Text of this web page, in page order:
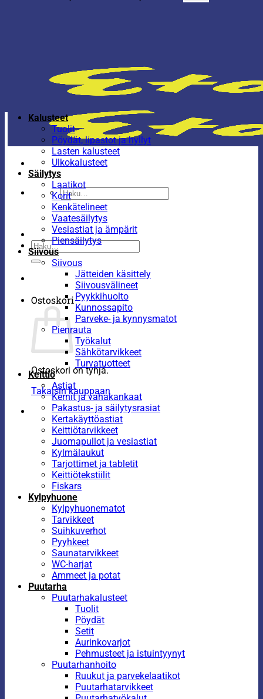
Etsi:
Etsi:
Ostoskori
Ostoskori on tyhjä.
Takaisin kauppaan
Kalusteet
Tuolit
Pöydät, lipastot ja hyllyt
Lasten kalusteet
Ulkokalusteet
Säilytys
Laatikot
Korit
Kenkätelineet
Vaatesäilytys
Vesiastiat ja ämpärit
Piensäilytys
Siivous
Siivous
Jätteiden käsittely
Siivousvälineet
Pyykkihuolto
Kunnossapito
Parveke- ja kynnysmatot
Pienrauta
Työkalut
Sähkötarvikkeet
Turvatuotteet
Keittiö
Astiat
Kernit ja vahakankaat
Pakastus- ja säilytysrasiat
Kertakäyttöastiat
Keittiötarvikkeet
Juomapullot ja vesiastiat
Kylmälaukut
Tarjottimet ja tabletit
Keittiötekstiilit
Fiskars
Kylpyhuone
Kylpyhuonematot
Tarvikkeet
Suihkuverhot
Pyyhkeet
Saunatarvikkeet
WC-harjat
Ammeet ja potat
Puutarha
Puutarhakalusteet
Tuolit
Pöydät
Setit
Aurinkovarjot
Pehmusteet ja istuintyynyt
Puutarhanhoito
Ruukut ja parvekelaatikot
Puutarhatarvikkeet